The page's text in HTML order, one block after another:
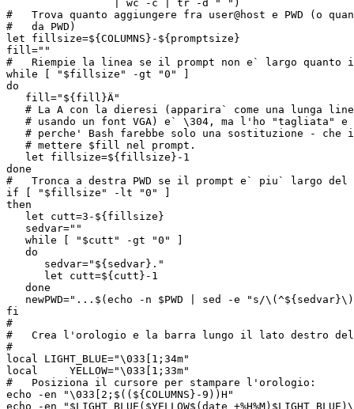
                 | wc -c | tr -d " ")
#   Trova quanto aggiungere fra user@host e PWD (o
#   da PWD)
let fillsize=${COLUMNS}-${promptsize}
fill=""
#   Riempie la linea se il prompt non e` largo quanto
while [ "$fillsize" -gt "0" ]
do
   fill="${fill}Ä"
# La A con la dieresi (apparira` come una lunga
# usando un font VGA) e` \304, ma l'ho "tagliata" e
# perche' Bash farebbe solo una sostituzione - che
   # mettere $fill nel prompt.
   let fillsize=${fillsize}-1
done
#   Tronca a destra PWD se il prompt e` piu` largo del
if [ "$fillsize" -lt "0" ]
then
   let cutt=3-${fillsize}
   sedvar=""
   while [ "$cutt" -gt "0" ]
   do
      sedvar="${sedvar}."
      let cutt=${cutt}-1
   done
newPWD="...$(echo -n $PWD | sed -e "s/
fi
#
#   Crea l'orologio e la barra lungo il lato destro del
#
local LIGHT_BLUE="\033[1;34m"
local     YELLOW="\033[1;33m"
#   Posiziona il cursore per stampare l'orologio:
echo -en "\033[2;$((${COLUMNS}-9))H"
echo -en "$LIGHT_BLUE($YELLOW$(date